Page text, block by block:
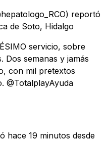
reportó
de Soto, Hidalgo
servicio, sobre
Dos semanas y jamás
con mil pretextos
@TotalplayAyuda
hace 19 minutos desde